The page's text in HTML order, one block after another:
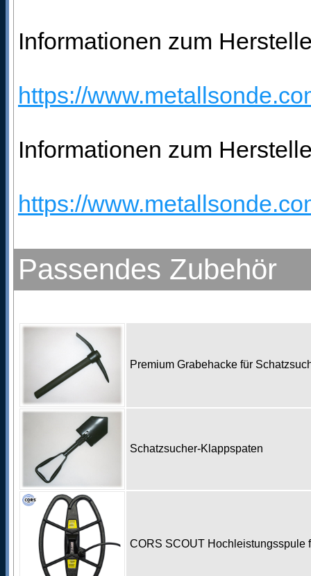
Informationen zum
https://
Informationen zum
https://
Passendes Zubehör
Premium Grabehacke für
Schatzsucher-Klappspaten
CORS SCOUT